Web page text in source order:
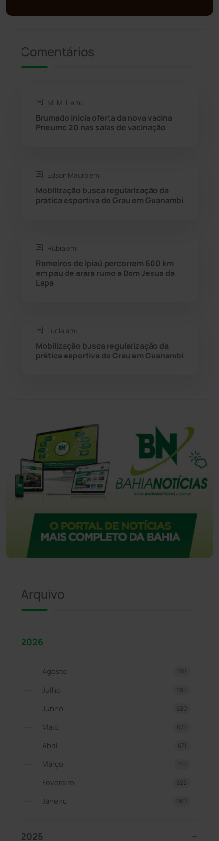
Presidente Jânio Qu... (125)
Rio de Contas
Rio do Antônio
Rio do Pires
Seabra
Sebastião Laranjeiras (96)
Sudoeste Baiano
Tanhaçu
Comentários
M. M. L em:
Brumado inicia oferta da nova vacina
Pneumo 20 nas salas de vacinação
Edson Mauro em:
Mobilização busca regularização da
prática esportiva do Grau em Guanambi
Rúbia em:
Romeiros de Ipiaú percorrem 600 km
em pau de arara rumo a Bom Jesus da
Lapa
Lúcia em:
Mobilização busca regularização da
prática esportiva do Grau em Guanambi
Arquivo
2026
Agosto 201
Julho 695
Junho 620
Maio 675
Abril 671
Março 710
Fevereiro 625
Janeiro 660
2025